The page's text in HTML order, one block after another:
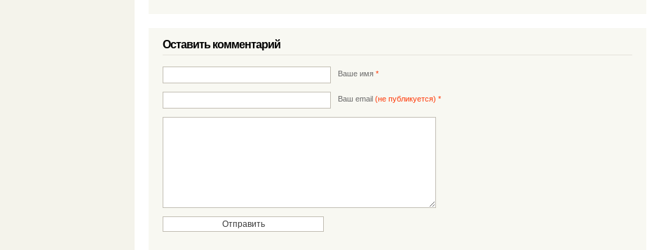
Оставить комментарий
Ваше имя *
Ваш email (не публикуется) *